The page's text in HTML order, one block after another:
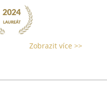
Zobrazit více >>